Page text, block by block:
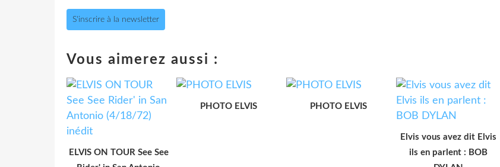
S'inscrire à la newsletter
Vous aimerez aussi :
ELVIS ON TOUR See See
PHOTO ELVIS PHOTO ELVIS
Elvis vous avez dit Elvis
ils en parlent : BOB